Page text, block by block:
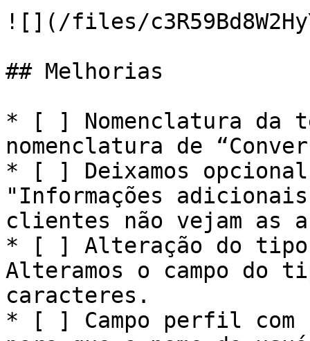
![](/files/
## Melhorias
* [ ] Nomenclatura da
nomenclatura de
* [ ] Deixamos
"Informações
clientes não vejam as
* [ ] Alteração do tipo
Alteramos o campo do
caracteres.
* [ ] Campo perfil com